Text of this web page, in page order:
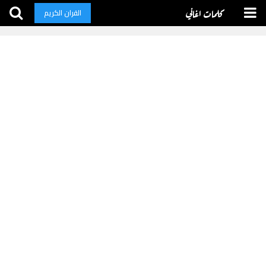
كلمات اغاني القران الكريم